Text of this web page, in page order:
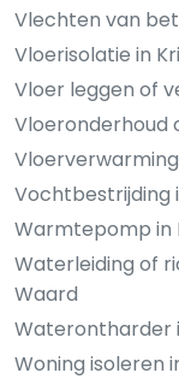
Vlechten van
Vloerisolatie in
Vloer leggen of
Vloeronderhoud
Vochtbestrijding
Warmtepomp in
Waterleiding of
Waard
Waterontharder
Woning isoleren